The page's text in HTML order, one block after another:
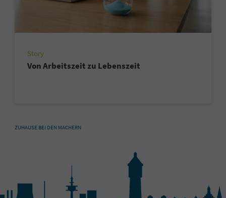
Story
Von Arbeitszeit zu Lebenszeit
ZUHAUSE BEI DEN MACHERN